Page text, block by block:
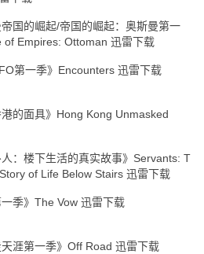
帝国的崛起/帝国的崛起：奥斯曼第一
of Empires: Ottoman 迅雷下载
第一季》Encounters 迅雷下载
港的面具》Hong Kong Unmasked
人：楼下生活的真实故事》Servants: T
of Life Below Stairs 迅雷下载
一季》The Vow 迅雷下载
天涯第一季》Off Road 迅雷下载